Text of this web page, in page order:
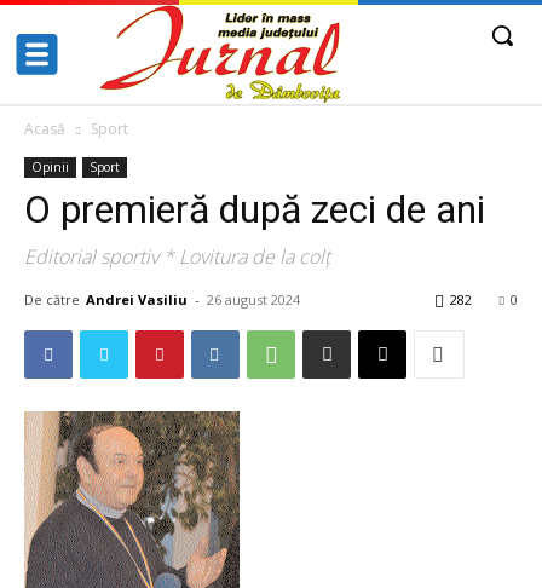
Acasă Sport
Opinii Sport
O premieră după zeci de ani
Editorial sportiv * Lovitura de la colț
De către Andrei Vasiliu - 26 august 2024 0
282